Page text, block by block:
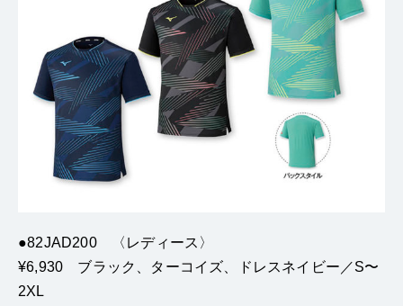
●82JAD200 〈レディース〉
¥6,930 ブラック、ターコイズ、ドレスネイビー／S〜
2XL